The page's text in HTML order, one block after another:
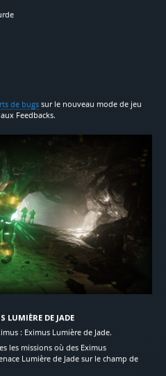
de bugssur le nouveau mode de jeu
Feedbacks.
LUMIÈRE DE JADE
: Eximus Lumière de Jade.
les missions où des Eximus
Lumière de Jade sur le champ de